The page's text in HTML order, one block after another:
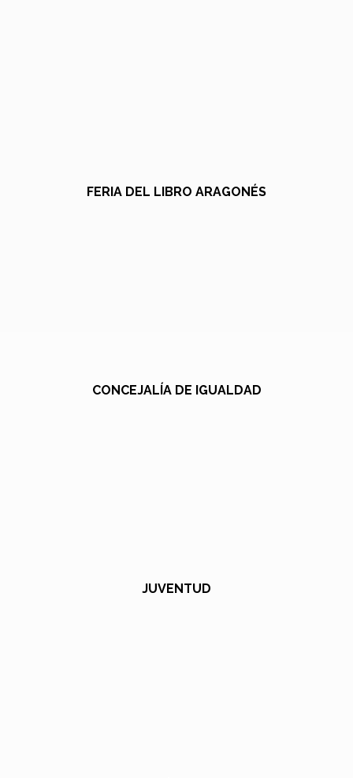
FERIA DEL LIBRO ARAGONÉS
CONCEJALÍA DE IGUALDAD
JUVENTUD